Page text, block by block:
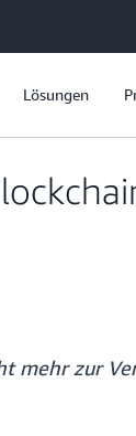
Lösungen
mehr zur